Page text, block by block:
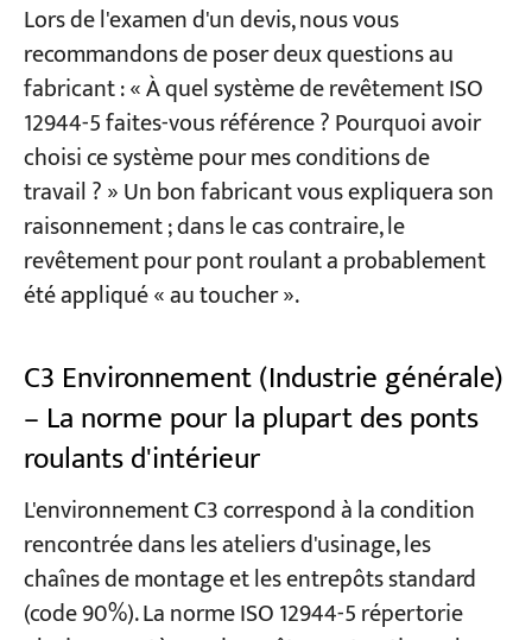
Lors de l'examen d'un devis, nous vous
recommandons de poser deux questions au
fabricant : « À quel système de revêtement ISO
12944-5 faites-vous référence ? Pourquoi avoir
choisi ce système pour mes conditions de
travail ? » Un bon fabricant vous expliquera son
raisonnement ; dans le cas contraire, le
revêtement pour pont roulant a probablement
été appliqué « au toucher ».
C3 Environnement (Industrie générale)
– La norme pour la plupart des ponts
roulants d'intérieur
L'environnement C3 correspond à la condition
rencontrée dans les ateliers d'usinage, les
chaînes de montage et les entrepôts standard
(code 90%). La norme ISO 12944-5 répertorie